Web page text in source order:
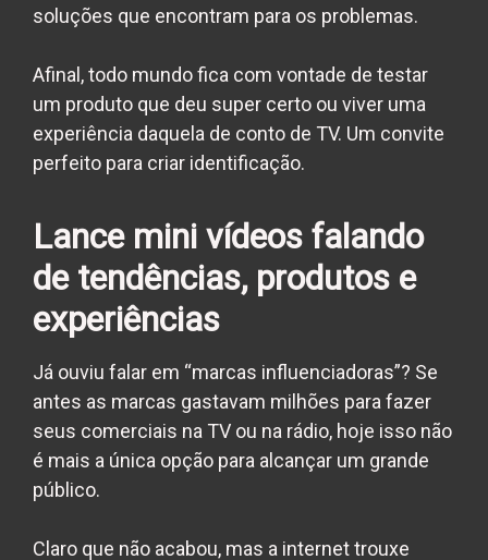
soluções que encontram para os problemas.
Afinal, todo mundo fica com vontade de testar
um produto que deu super certo ou viver uma
experiência daquela de conto de TV. Um convite
perfeito para criar identificação.
Lance mini vídeos falando
de tendências, produtos e
experiências
Já ouviu falar em “marcas influenciadoras”? Se
antes as marcas gastavam milhões para fazer
seus comerciais na TV ou na rádio, hoje isso não
é mais a única opção para alcançar um grande
público.
Claro que não acabou, mas a internet trouxe